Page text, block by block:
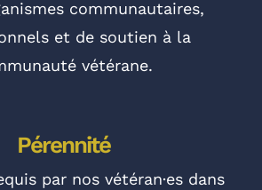
communautaires,
et de soutien à la
vétérane.
Pérennité
par nos vétéran·es dans